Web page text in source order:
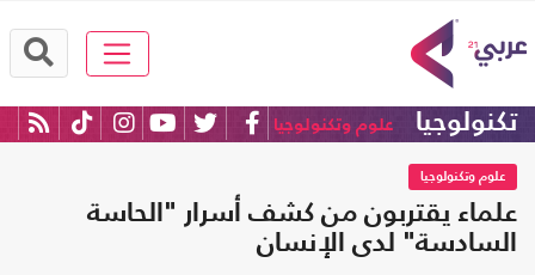
تكنولوجيا علوم وتكنولوجيا
علوم وتكنولوجيا
علماء يقتربون من كشف أسرار "الحاسة
السادسة" لدى الإنسان